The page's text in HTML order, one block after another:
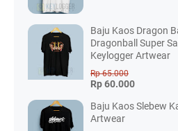
Baju Kaos Dragon
Dragonball Super
Keylogger Artwear
Rp 65.000
Rp 60.000
Baju Kaos Slebew
Artwear